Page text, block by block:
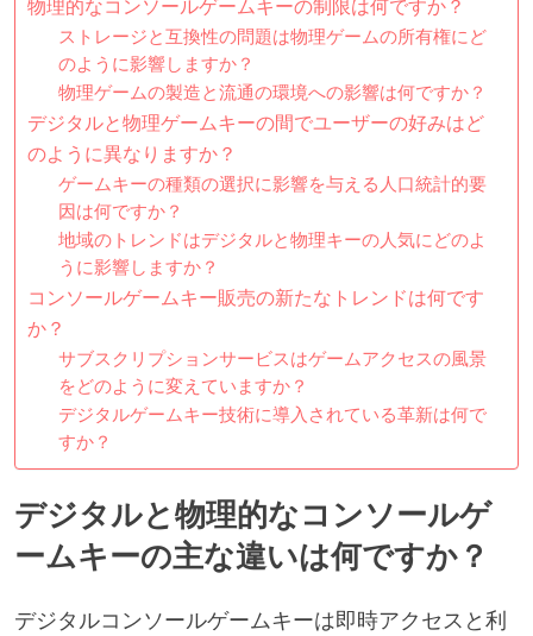
物理的なコンソールゲームキーの制限は何ですか？
ストレージと互換性の問題は物理ゲームの所有権にど
のように影響しますか？
物理ゲームの製造と流通の環境への影響は何ですか？
デジタルと物理ゲームキーの間でユーザーの好みはど
のように異なりますか？
ゲームキーの種類の選択に影響を与える人口統計的要
因は何ですか？
地域のトレンドはデジタルと物理キーの人気にどのよ
うに影響しますか？
コンソールゲームキー販売の新たなトレンドは何です
か？
サブスクリプションサービスはゲームアクセスの風景
をどのように変えていますか？
デジタルゲームキー技術に導入されている革新は何で
すか？
デジタルと物理的なコンソールゲ
ームキーの主な違いは何ですか？
デジタルコンソールゲームキーは即時アクセスと利